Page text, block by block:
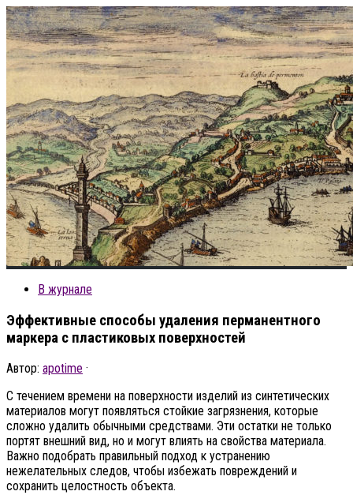
В журнале
Эффективные способы удаления перманентного
маркера с пластиковых поверхностей
Автор: apotime ·
С течением времени на поверхности изделий из синтетических
материалов могут появляться стойкие загрязнения, которые
сложно удалить обычными средствами. Эти остатки не только
портят внешний вид, но и могут влиять на свойства материала.
Важно подобрать правильный подход к устранению
нежелательных следов, чтобы избежать повреждений и
сохранить целостность объекта.